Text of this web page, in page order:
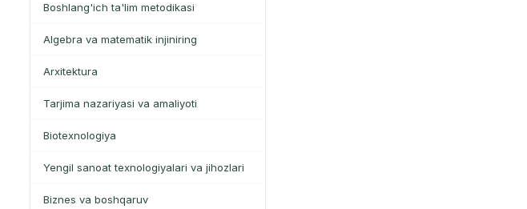
Boshlang'ich ta'lim metodikasi
Algebra va matematik injiniring
Arxitektura
Tarjima nazariyasi va amaliyoti
Biotexnologiya
Yengil sanoat texnologiyalari va jihozlari
Biznes va boshqaruv